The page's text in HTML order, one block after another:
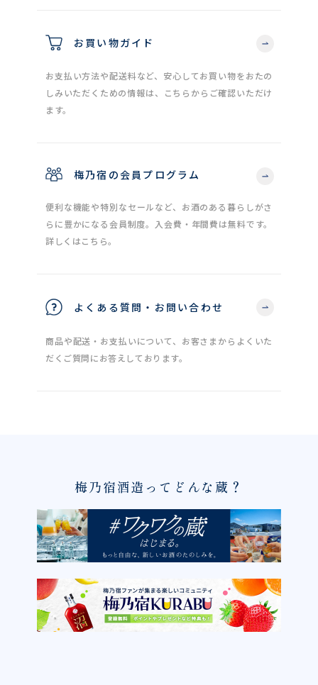
お買い物ガイド
お支払い方法や配送料など、安心してお買い物をおたの
しみいただくための情報は、こちらからご確認いただけ
ます。
梅乃宿の会員プログラム
便利な機能や特別なセールなど、お酒のある暮らしがさ
らに豊かになる会員制度。入会費・年間費は無料です。
詳しくはこちら。
よくある質問・お問い合わせ
商品や配送・お支払いについて、お客さまからよくいた
だくご質問にお答えしております。
梅乃宿酒造ってどんな蔵？